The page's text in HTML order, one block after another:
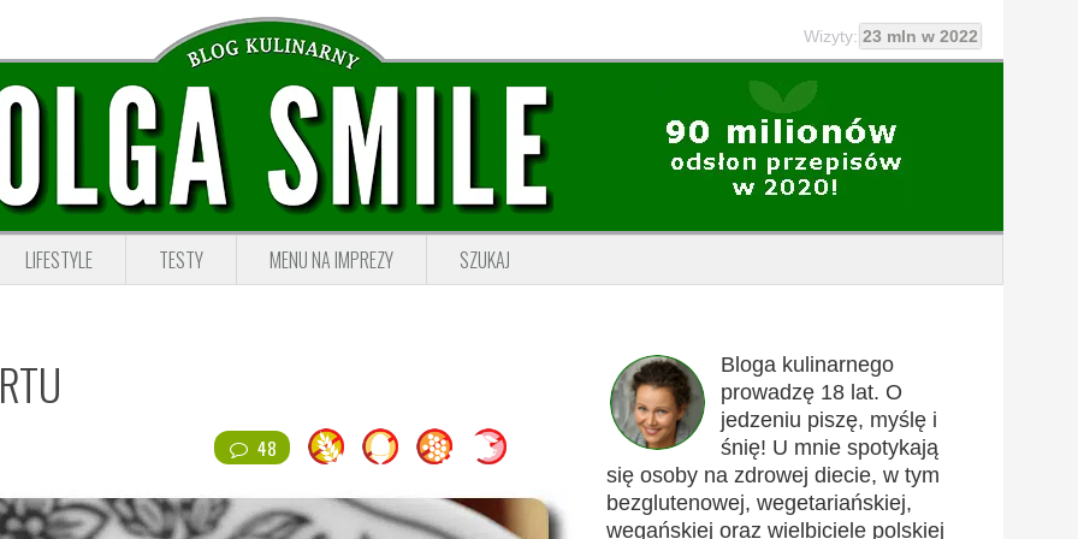
Wizyty: 23 mln w 2022
LIFESTYLE TESTY MENU NA IMPREZY SZUKAJ
48
Bloga kulinarnego
prowadzę 18 lat. O
jedzeniu piszę, myślę i
śnię! U mnie spotykają
się osoby na zdrowej diecie, w tym
bezglutenowej, wegetariańskiej,
wegańskiej oraz wielbiciele polskiej